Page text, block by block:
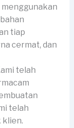
menggunakan
tiap
cermat, dan
telah
telah
klien.